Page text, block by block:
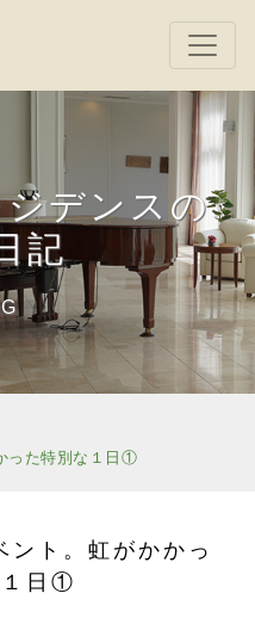
デンスの
記
った特別な１日①
ント。虹がかかっ
１日①